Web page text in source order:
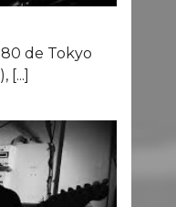
de Tokyo